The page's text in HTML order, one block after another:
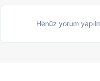
Henüz yorum